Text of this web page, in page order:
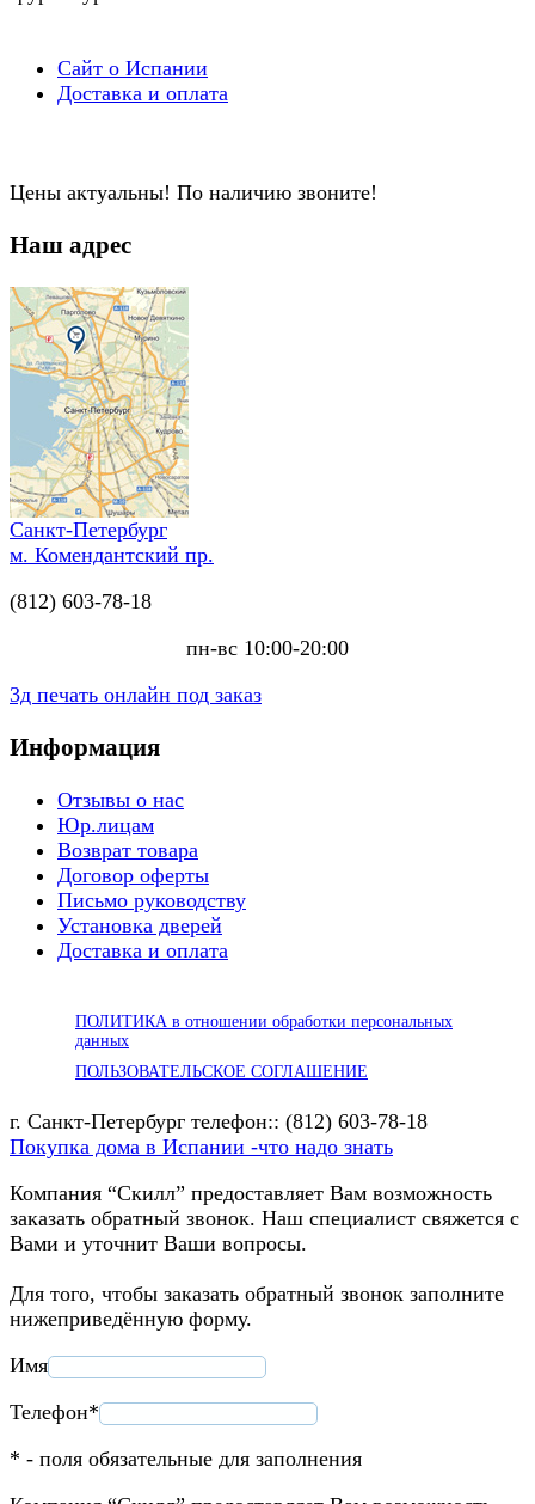
Сайт о Испании
Доставка и оплата
Цены актуальны! По наличию звоните!
Наш адрес
Санкт-Петербург
м. Комендантский пр.
(812) 603-78-18
пн-вс 10:00-20:00
3д печать онлайн под заказ
Информация
Отзывы о нас
Юр.лицам
Возврат товара
Договор оферты
Письмо руководству
Установка дверей
Доставка и оплата
ПОЛИТИКА в отношении обработки персональных
данных
ПОЛЬЗОВАТЕЛЬСКОЕ СОГЛАШЕНИЕ
г. Санкт-Петербург телефон:: (812) 603-78-18
Покупка дома в Испании -что надо знать
Компания “Скилл” предоставляет Вам возможность
заказать обратный звонок. Наш специалист свяжется с
Вами и уточнит Ваши вопросы.
Для того, чтобы заказать обратный звонок заполните
нижеприведённую форму.
Имя
Телефон*
* - поля обязательные для заполнения